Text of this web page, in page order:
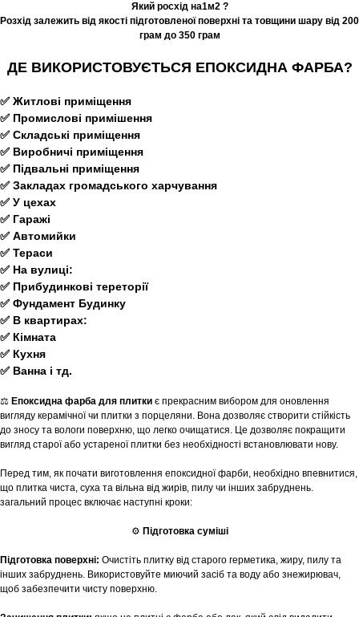
Який росхід на1м2 ?
Розхід залежить від якості підготовленої поверхні та товщини шару від 200
грам до 350 грам
ДЕ ВИКОРИСТОВУЄТЬСЯ ЕПОКСИДНА ФАРБА?
✅ Житлові приміщення
✅ Промислові примішення
✅ Складські приміщення
✅ Виробничі приміщення
✅ Підвальні приміщення
✅ Закладах громадського харчування
✅ У цехах
✅ Гаражі
✅ Автомийки
✅ Тераси
✅ На вулиці:
✅ Прибудинкові тереторії
✅ Фундамент Будинку
✅ В квартирах:
✅ Кімната
✅ Кухня
✅ Ванна і тд.
⚖️ Епоксидна фарба для плитки є прекрасним вибором для оновлення
вигляду керамічної чи плитки з порцеляни. Вона дозволяє створити стійкість
до зносу та вологи поверхню, що легко очищатися. Це дозволяє покращити
вигляд старої або устареної плитки без необхідності встановлювати нову.
Перед тим, як почати виготовлення епоксидної фарби, необхідно впевнитися,
що плитка чиста, суха та вільна від жирів, пилу чи інших забруднень.
загальний процес включає наступні кроки:
⚙ Підготовка суміші
Підготовка поверхні: Очистіть плитку від старого герметика, жиру, пилу та
інших забруднень. Використовуйте миючий засіб та воду або знежирювач,
щоб забезпечити чисту поверхню.